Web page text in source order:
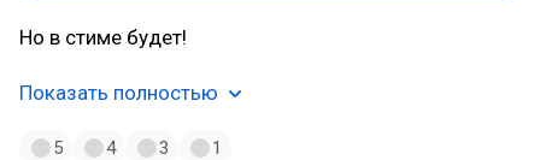
Но в стиме будет!
Показать полностью
5 4 3 1